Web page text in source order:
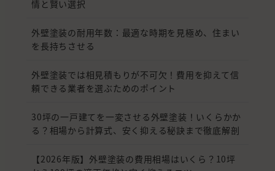
情と賢い選択
外壁塗装の耐用年数：最適な時期を見極め、住まい
を長持ちさせる
外壁塗装では相見積もりが不可欠！費用を抑えて信
頼できる業者を選ぶためのポイント
30坪の一戸建てを一変させる外壁塗装！いくらかか
る？相場から計算式、安く抑える秘訣まで徹底解剖
【2026年版】外壁塗装の費用相場はいくら？10坪